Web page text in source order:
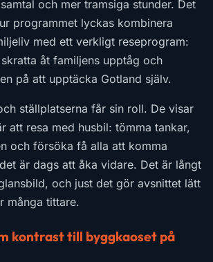
och mer tramsiga stunder. Det
programmet lyckas kombinera
med ett verkligt reseprogram:
åt familjens upptåg och
på att upptäcka Gotland själv.
ställplatserna får sin roll. De visar
att resa med husbil: tömma tankar,
och försöka få alla att komma
är dags att åka vidare. Det är långt
och just det gör avsnittet lätt
många tittare.
kontrast till byggkaoset på